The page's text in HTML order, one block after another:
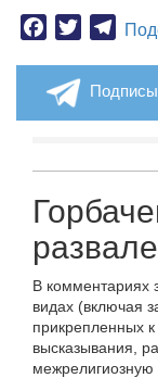
Facebook
Twitter
В комментариях
видах (включая
прикрепленных
высказывания,